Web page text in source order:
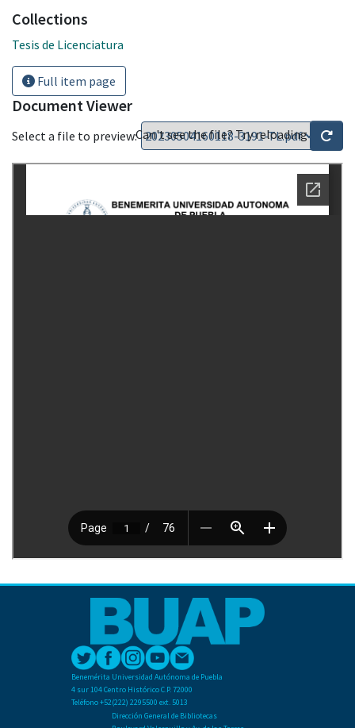
Collections
Tesis de Licenciatura
Full item page
Document Viewer
Select a file to preview:Can't see the file? Try reloading
Benemérita Universidad Autónoma de Puebla
4 sur 104 Centro Histórico C.P. 72000
Teléfono +52(222) 2295500 ext. 5013
Dirección General de Bibliotecas